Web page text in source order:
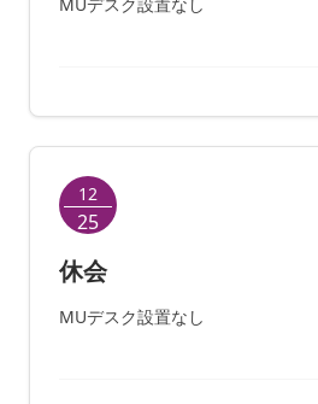
12
25
休会
MUデスク設置なし